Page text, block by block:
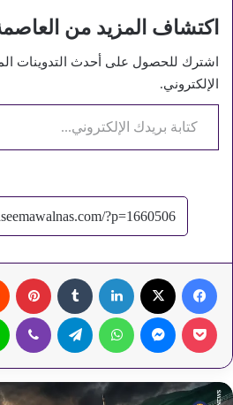
ومصادر معلوماته…
اكتشاف المزيد من
اشترك للحصول على أحدث التدوينات
الإلكتروني.
كتابة بريدك الإلكتروني...